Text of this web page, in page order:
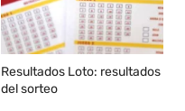
Resultados Loto: resultados
del sorteo